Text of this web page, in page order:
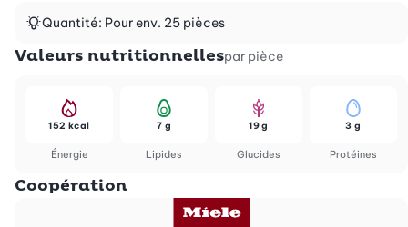
Quantité: Pour env. 25 pièces
Valeurs nutritionnellespar pièce
Énergie
152 kcal
Lipides
7 g
Glucides
19 g
Protéines
3 g
Coopération